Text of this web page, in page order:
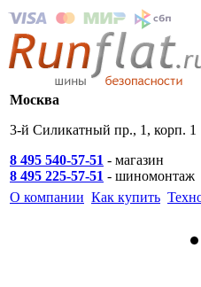
Москва
3-й Силикатный пр., 1, корп. 1
8 495 540-57-51 - магазин
8 495 225-57-51 - шиномонтаж
О компании Как купить